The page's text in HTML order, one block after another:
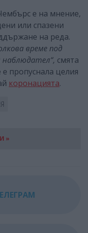
е на мнение,
или спазени
на реда.
време под
смята
пропуснала целия
коронацията.
»